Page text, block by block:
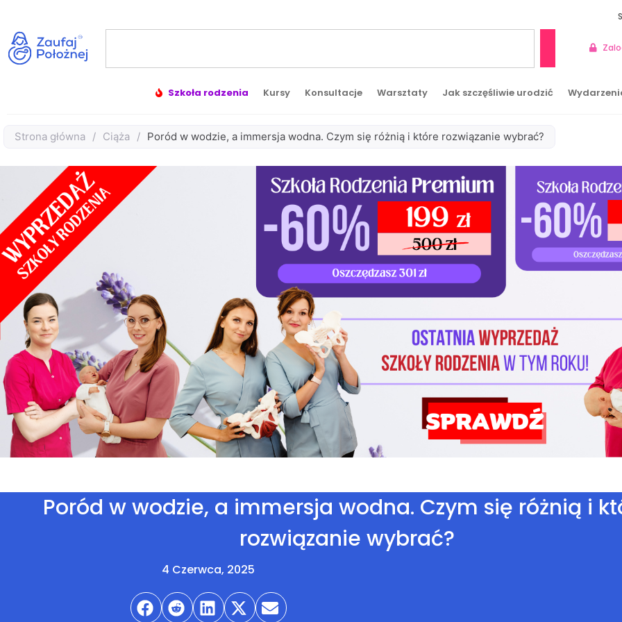
Szkoła rodzenia Kursy Konsultacje Warsztaty Jak szczęśliwie urodzić
Strona główna / Ciąża / Poród w wodzie, a immersja wodna. Czym się różnią i które rozwiązanie wybrać?
Poród w wodzie, a immersja wodna. Czym się różnią i
rozwiązanie wybrać?
4 Czerwca, 2025